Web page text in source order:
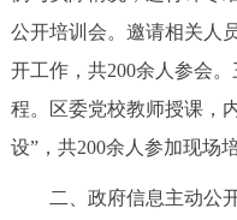
公开培训会。邀请相关人
开工作，共200余人参会
程。区委党校教师授课，
设”，共200余人参加现场培
二、政府信息主动公